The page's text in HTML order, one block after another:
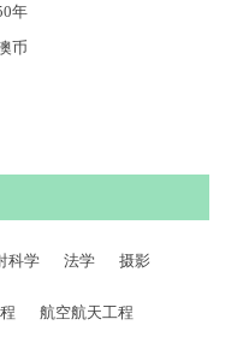
年
币
科学 法学 摄影
航空航天工程